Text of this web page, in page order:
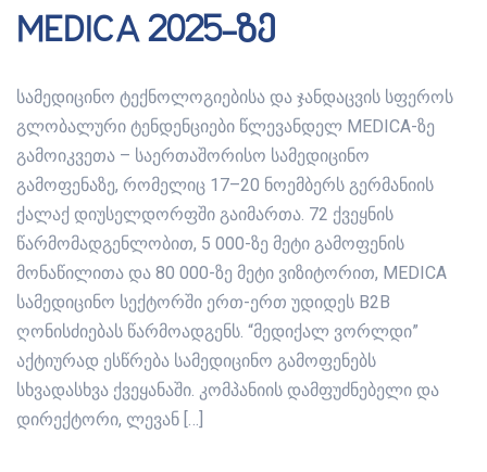
MEDICA 2025-ზე
სამედიცინო ტექნოლოგიებისა და ჯანდაცვის სფეროს
გლობალური ტენდენციები წლევანდელ MEDICA-ზე
გამოიკვეთა – საერთაშორისო სამედიცინო
გამოფენაზე, რომელიც 17–20 ნოემბერს გერმანიის
ქალაქ დიუსელდორფში გაიმართა. 72 ქვეყნის
წარმომადგენლობით, 5 000-ზე მეტი გამოფენის
მონაწილითა და 80 000-ზე მეტი ვიზიტორით, MEDICA
სამედიცინო სექტორში ერთ-ერთ უდიდეს B2B
ღონისძიებას წარმოადგენს. “მედიქალ ვორლდი”
აქტიურად ესწრება სამედიცინო გამოფენებს
სხვადასხვა ქვეყანაში. კომპანიის დამფუძნებელი და
დირექტორი, ლევან […]